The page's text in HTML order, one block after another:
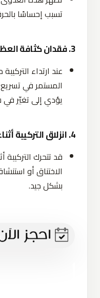
تسبب إحساسًا
3. فقدان كثافة العظام في الفك
عند ارتداء
المستمر في
يؤدي إلى تغيّر
4. انزلاق التركيبة أثناء النوم
قد تتحرك
الاختناق أو
بشكل جيد.